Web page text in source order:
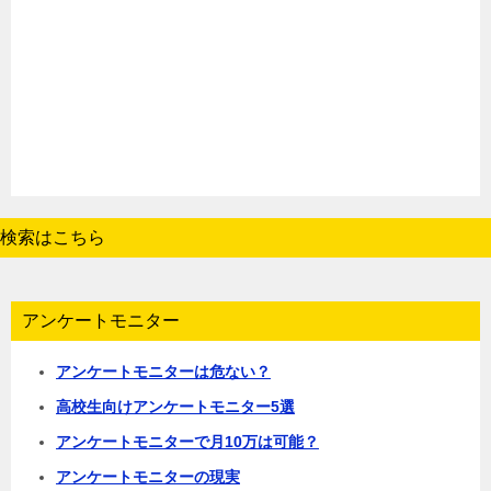
検索はこちら
アンケートモニター
アンケートモニターは危ない？
高校生向けアンケートモニター5選
アンケートモニターで月10万は可能？
アンケートモニターの現実